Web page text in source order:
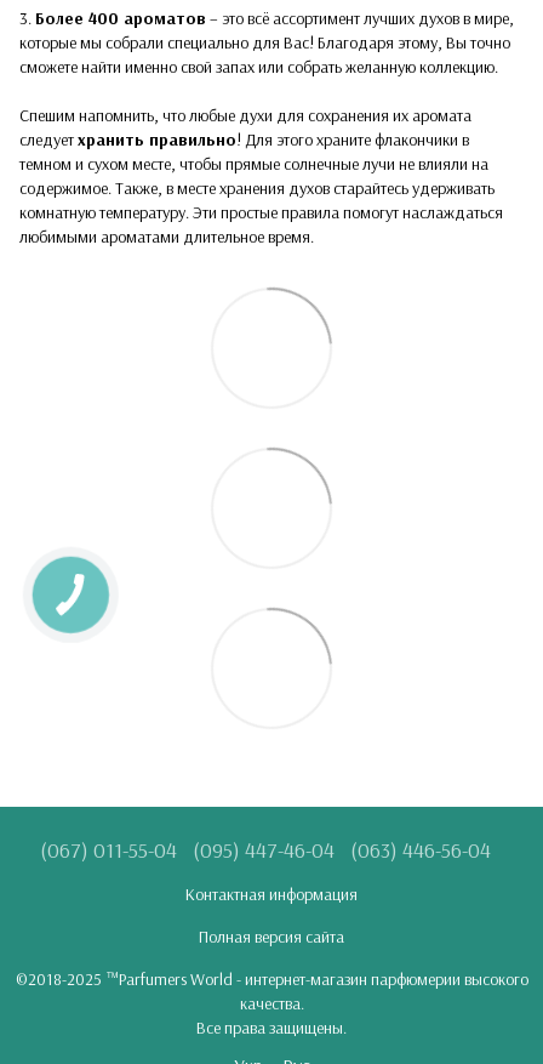
3. Более 400 ароматов – это всё ассортимент лучших духов в мире,
которые мы собрали специально для Вас! Благодаря этому, Вы точно
сможете найти именно свой запах или собрать желанную коллекцию.
Спешим напомнить, что любые духи для сохранения их аромата
следуетхранить правильно! Для этого храните флакончики в
темном и сухом месте, чтобы прямые солнечные лучи не влияли на
содержимое. Также, в месте хранения духов старайтесь удерживать
комнатную температуру. Эти простые правила помогут наслаждаться
любимыми ароматами длительное время.
(067) 011-55-04 (095) 447-46-04 (063) 446-56-04
Контактная информация
Полная версия сайта
©2018-2025 ™Parfumers World - интернет-магазин парфюмерии высокого
качества.
Все права защищены.